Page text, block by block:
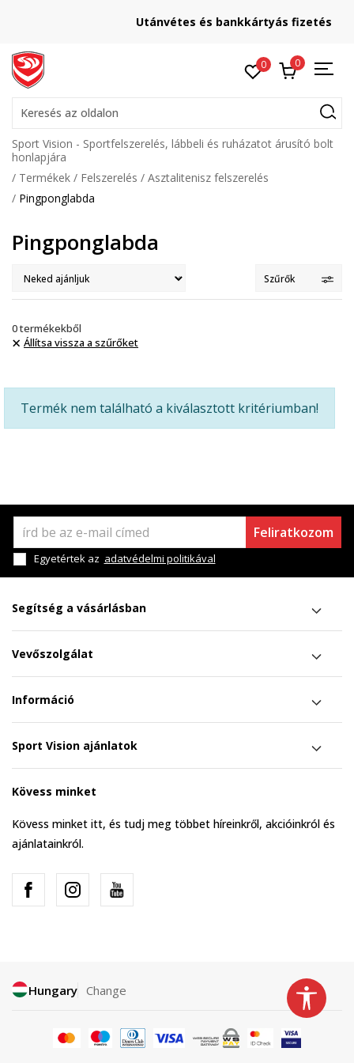
Utánvétes és bankkártyás fizetés
0 0
Keresés az oldalon
Sport Vision - Sportfelszerelés, lábbeli és ruházatot árusító bolt
honlapjára
Termékek
Felszerelés
Asztalitenisz felszerelés
Pingponglabda
Pingponglabda
Szűrők
0termékekből
Állítsa vissza a szűrőket
Termék nem található a kiválasztott kritériumban!
Feliratkozom
Egyetértek az adatvédelmi politikával
Segítség a vásárlásban
Vevőszolgálat
Információ
Sport Vision ajánlatok
Kövess minket
Kövess minket itt, és tudj meg többet híreinkről, akcióinkról és
ajánlatainkról.
Hungary Change